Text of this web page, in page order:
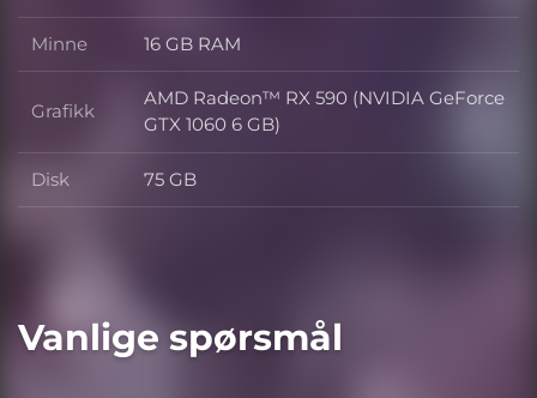
Minne Minne
16 GB RAM
Grafikk Grafikk
AMD Radeon™ RX 590 (NVIDIA GeForce
GTX 1060 6 GB)
Disk Disk
75 GB
Vanlige spørsmål